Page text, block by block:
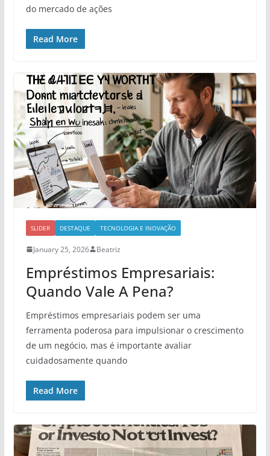
do mercado de ações
Read More
SLIDER DESTAQUE TECNOLOGIA E INOVAÇÃO
January 25, 2026 Beatriz
Empréstimos Empresariais:
Quando Vale A Pena?
Empréstimos empresariais podem ser uma
ferramenta poderosa para impulsionar o crescimento
de um negócio, mas é importante avaliar
cuidadosamente quando
Read More